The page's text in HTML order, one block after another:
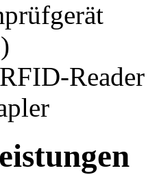
Reader